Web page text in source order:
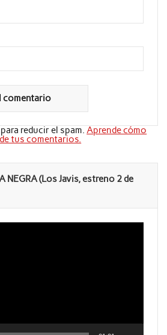
reducir el spam.Aprende cómo
tus comentarios.
NEGRA (Los Javis, estreno 2 de